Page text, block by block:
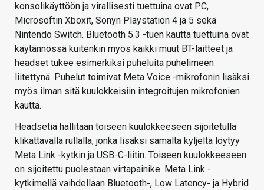
konsolikäyttöön ja virallisesti tuettuina ovat PC,
Microsoftin Xboxit, Sonyn Playstation 4 ja 5 sekä
Nintendo Switch. Bluetooth 5.3 -tuen kautta tuettuina ovat
käytännössä kuitenkin myös kaikki muut BT-laitteet ja
headset tukee esimerkiksi puheluita puhelimeen
liitettynä. Puhelut toimivat Meta Voice -mikrofonin lisäksi
myös ilman sitä kuulokkeisiin integroitujen mikrofonien
kautta.
Headsetiä hallitaan toiseen kuulokkeeseen sijoitetulla
klikattavalla rullalla, jonka lisäksi samalta kyljeltä löytyy
Meta Link -kytkin ja USB-C-liitin. Toiseen kuulokkeeseen
on sijoitettu puolestaan virtapainike. Meta Link -
kytkimellä vaihdellaan Bluetooth-, Low Latency- ja Hybrid